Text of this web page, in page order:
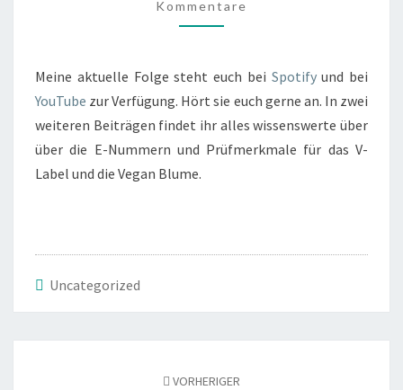
IS(S)T
SO?
Kommentare
Meine aktuelle Folge steht euch bei Spotifyund bei
YouTube zur Verfügung. Hört sie euch gerne an. In zwei
weiteren Beiträgen findet ihr alles wissenswerte über
über die E-Nummern und Prüfmerkmale für das V-
Label und die Vegan Blume.
Uncategorized
VORHERIGER